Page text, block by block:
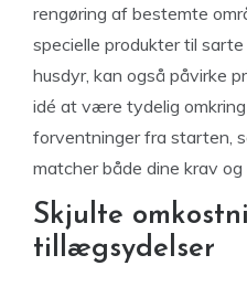
rengøring af bestemte
specielle produkter til
husdyr, kan også påvirke
idé at være tydelig
forventninger fra starten,
matcher både dine krav og
Skjulte
tillægsydelser